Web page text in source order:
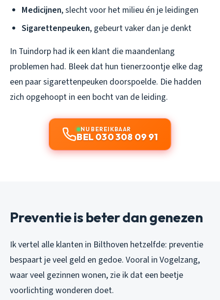
Medicijnen, slecht voor het milieu én je leidingen
Sigarettenpeuken, gebeurt vaker dan je denkt
In Tuindorp had ik een klant die maandenlang
problemen had. Bleek dat hun tienerzoontje elke dag
een paar sigarettenpeuken doorspoelde. Die hadden
zich opgehoopt in een bocht van de leiding.
NU BEREIKBAAR
BEL 030 308 09 91
Preventie is beter dan genezen
Ik vertel alle klanten in Bilthoven hetzelfde: preventie
bespaart je veel geld en gedoe. Vooral in Vogelzang,
waar veel gezinnen wonen, zie ik dat een beetje
voorlichting wonderen doet.